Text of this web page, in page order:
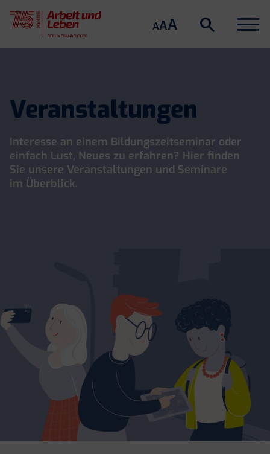
AAA
Suche
öffnen
Suche Menu
Veranstaltungen
Interesse an einem Bildungszeitseminar oder
einfach Lust, Neues zu erfahren? Hier finden
Sie unsere Veranstaltungen und Seminare
im Überblick.